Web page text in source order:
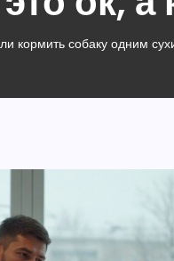
кормить собаку одним